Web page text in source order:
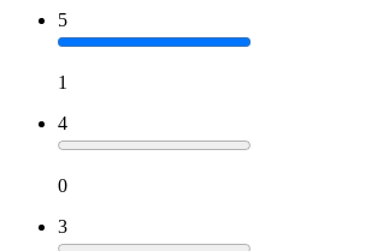
5
1
4
0
3